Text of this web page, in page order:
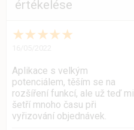
értékelése
★★★★★
Aplikace s velkým
potenciálem, těším se na
rozšíření funkcí, ale už teď mi
šetří mnoho času při
vyřizování objednávek.